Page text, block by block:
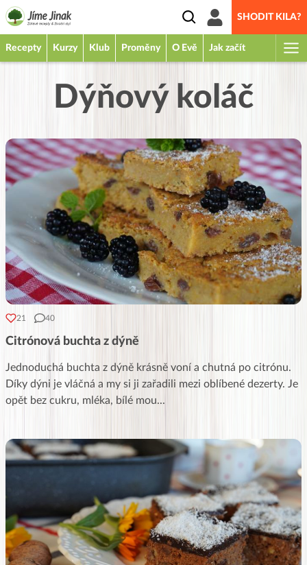
SHODIT KILA?
Recepty Kurzy Klub Proměny O Evě Jak začít
Dýňový koláč
21 40
Citrónová buchta z dýně
Jednoduchá buchta z dýně krásně voní a chutná po citrónu.
Díky dýni je vláčná a my si ji zařadili mezi oblíbené dezerty. Je
opět bez cukru, mléka, bílé mou...